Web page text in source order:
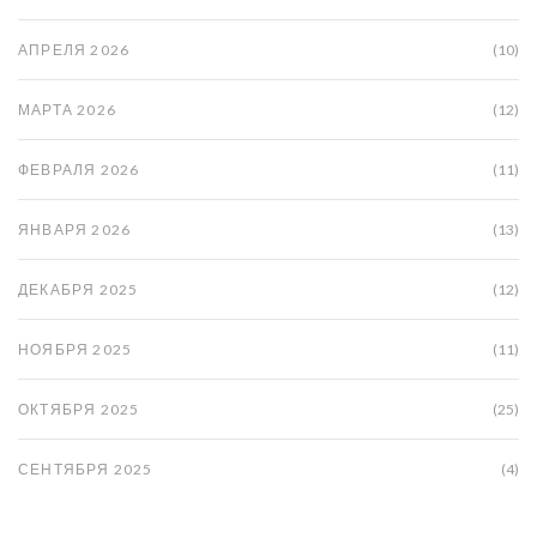
АПРЕЛЯ 2026 (10)
МАРТА 2026 (12)
ФЕВРАЛЯ 2026 (11)
ЯНВАРЯ 2026 (13)
ДЕКАБРЯ 2025 (12)
НОЯБРЯ 2025 (11)
ОКТЯБРЯ 2025 (25)
СЕНТЯБРЯ 2025 (4)